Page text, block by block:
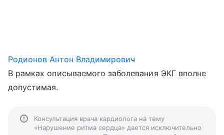
Родионов Антон Владимирович
В рамках описываемого заболевания ЭКГ вполне
допустимая.
Консультация врача кардиолога на тему
«Нарушение ритма сердца» дается исключительно